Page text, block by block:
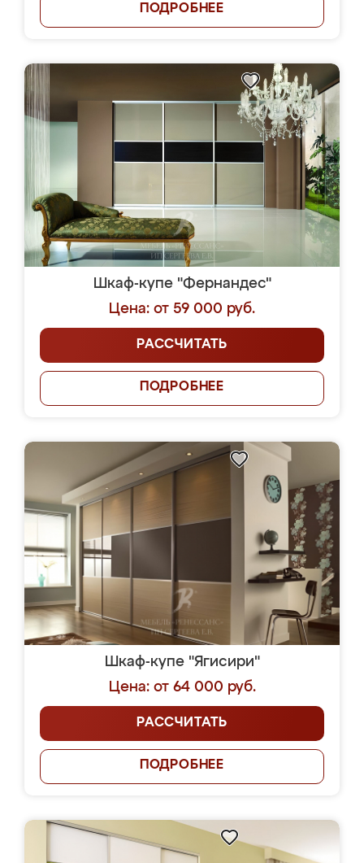
ПОДРОБНЕЕ
Шкаф-купе "Фернандес"
Цена: от 59 000 руб.
РАССЧИТАТЬ
ПОДРОБНЕЕ
Шкаф-купе "Ягисири"
Цена: от 64 000 руб.
РАССЧИТАТЬ
ПОДРОБНЕЕ